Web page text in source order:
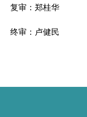
复审：郑桂华
终审：卢健民